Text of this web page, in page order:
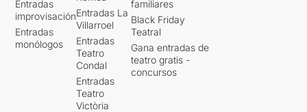
Entradas
improvisación
Entradas
monólogos
Entradas La
Villarroel
Entradas
Teatro
Condal
Entradas
Teatro
Victòria
familiares
Black Friday
Teatral
Gana entradas de
teatro gratis -
concursos